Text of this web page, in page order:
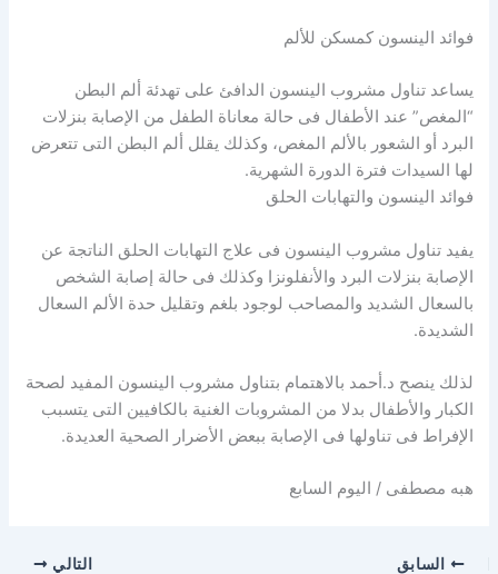
فوائد الينسون كمسكن للألم
يساعد تناول مشروب الينسون الدافئ على تهدئة ألم البطن
“المغص” عند الأطفال فى حالة معاناة الطفل من الإصابة بنزلات
البرد أو الشعور بالألم المغص، وكذلك يقلل ألم البطن التى تتعرض
لها السيدات فترة الدورة الشهرية.
فوائد الينسون والتهابات الحلق
يفيد تناول مشروب الينسون فى علاج التهابات الحلق الناتجة عن
الإصابة بنزلات البرد والأنفلونزا وكذلك فى حالة إصابة الشخص
بالسعال الشديد والمصاحب لوجود بلغم وتقليل حدة الألم السعال
الشديدة.
لذلك ينصح د.أحمد بالاهتمام بتناول مشروب الينسون المفيد لصحة
الكبار والأطفال بدلا من المشروبات الغنية بالكافيين التى يتسبب
الإفراط فى تناولها فى الإصابة ببعض الأضرار الصحية العديدة.
هبه مصطفى / اليوم السابع
السابق التالي